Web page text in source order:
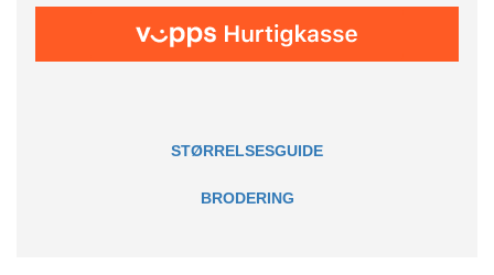
STØRRELSESGUIDE
BRODERING